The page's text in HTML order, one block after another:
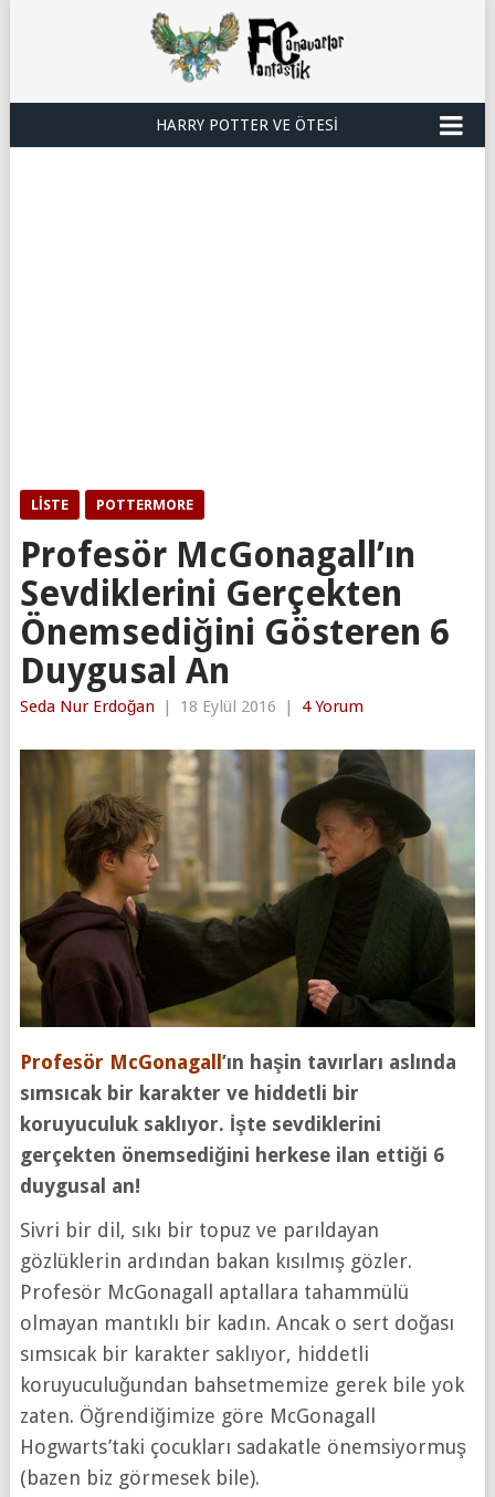
HARRY POTTER VE ÖTESI
LISTE POTTERMORE
Profesör McGonagall’ın
Sevdiklerini Gerçekten
Önemsediğini Gösteren 6
Duygusal An
Seda Nur Erdoğan | 18 Eylül 2016 | 4 Yorum
Profesör McGonagall ’ın haşin tavırları aslında
sımsıcak bir karakter ve hiddetli bir
koruyuculuk saklıyor. İşte sevdiklerini
gerçekten önemsediğini herkese ilan ettiği 6
duygusal an!
Sivri bir dil, sıkı bir topuz ve parıldayan
gözlüklerin ardından bakan kısılmış gözler.
Profesör McGonagall aptallara tahammülü
olmayan mantıklı bir kadın. Ancak o sert doğası
sımsıcak bir karakter saklıyor, hiddetli
koruyuculuğundan bahsetmemize gerek bile yok
zaten. Öğrendiğimize göre McGonagall
Hogwarts’taki çocukları sadakatle önemsiyormuş
(bazen biz görmesek bile).